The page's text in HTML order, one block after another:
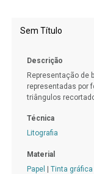
Resultados
Sem Título
Descrição
Representação de
representadas por
triângulos
Técnica
Litografia
Material
Papel | Tinta gráfica